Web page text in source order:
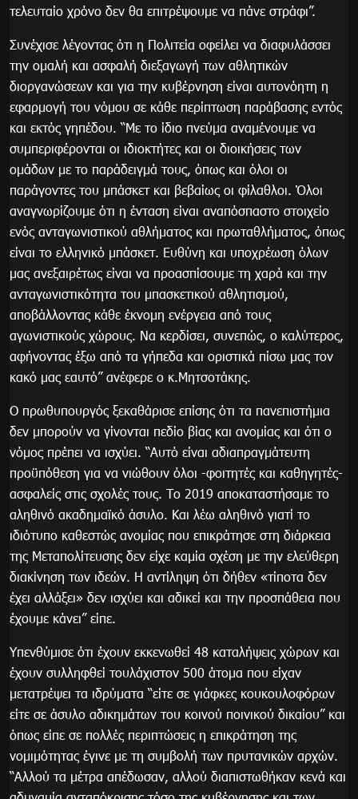
τελευταίο χρόνο δεν θα επιτρέψουμε να πάνε στράφι”.
Συνέχισε λέγοντας ότι η Πολιτεία οφείλει να διαφυλάσσει
την ομαλή και ασφαλή διεξαγωγή των αθλητικών
διοργανώσεων και για την κυβέρνηση είναι αυτονόητη η
εφαρμογή του νόμου σε κάθε περίπτωση παράβασης εντός
και εκτός γηπέδου. “Με το ίδιο πνεύμα αναμένουμε να
συμπεριφέρονται οι ιδιοκτήτες και οι διοικήσεις των
ομάδων με το παράδειγμά τους, όπως και όλοι οι
παράγοντες του μπάσκετ και βεβαίως οι φίλαθλοι. Όλοι
αναγνωρίζουμε ότι η ένταση είναι αναπόσπαστο στοιχείο
ενός ανταγωνιστικού αθλήματος και πρωταθλήματος, όπως
είναι το ελληνικό μπάσκετ. Ευθύνη και υποχρέωση όλων
μας ανεξαιρέτως είναι να προασπίσουμε τη χαρά και την
ανταγωνιστικότητα του μπασκετικού αθλητισμού,
αποβάλλοντας κάθε έκνομη ενέργεια από τους
αγωνιστικούς χώρους. Να κερδίσει, συνεπώς, ο καλύτερος,
αφήνοντας έξω από τα γήπεδα και οριστικά πίσω μας τον
κακό μας εαυτό” ανέφερε ο κ.Μητσοτάκης.
Ο πρωθυπουργός ξεκαθάρισε επίσης ότι τα πανεπιστήμια
δεν μπορούν να γίνονται πεδίο βίας και ανομίας και ότι ο
νόμος πρέπει να ισχύει. “Αυτό είναι αδιαπραγμάτευτη
προϋπόθεση για να νιώθουν όλοι -φοιτητές και καθηγητές-
ασφαλείς στις σχολές τους. Το 2019 αποκαταστήσαμε το
αληθινό ακαδημαϊκό άσυλο. Και λέω αληθινό γιατί το
ιδιότυπο καθεστώς ανομίας που επικράτησε στη διάρκεια
της Μεταπολίτευσης δεν είχε καμία σχέση με την ελεύθερη
διακίνηση των ιδεών. Η αντίληψη ότι δήθεν «τίποτα δεν
έχει αλλάξει» δεν ισχύει και αδικεί και την προσπάθεια που
έχουμε κάνει” είπε.
Υπενθύμισε ότι έχουν εκκενωθεί 48 καταλήψεις χώρων και
έχουν συλληφθεί τουλάχιστον 500 άτομα που είχαν
μετατρέψει τα ιδρύματα “είτε σε γιάφκες κουκουλοφόρων
είτε σε άσυλο αδικημάτων του κοινού ποινικού δικαίου” και
όπως είπε σε πολλές περιπτώσεις η επικράτηση της
νομιμότητας έγινε με τη συμβολή των πρυτανικών αρχών.
“Αλλού τα μέτρα απέδωσαν, αλλού διαπιστωθήκαν κενά και